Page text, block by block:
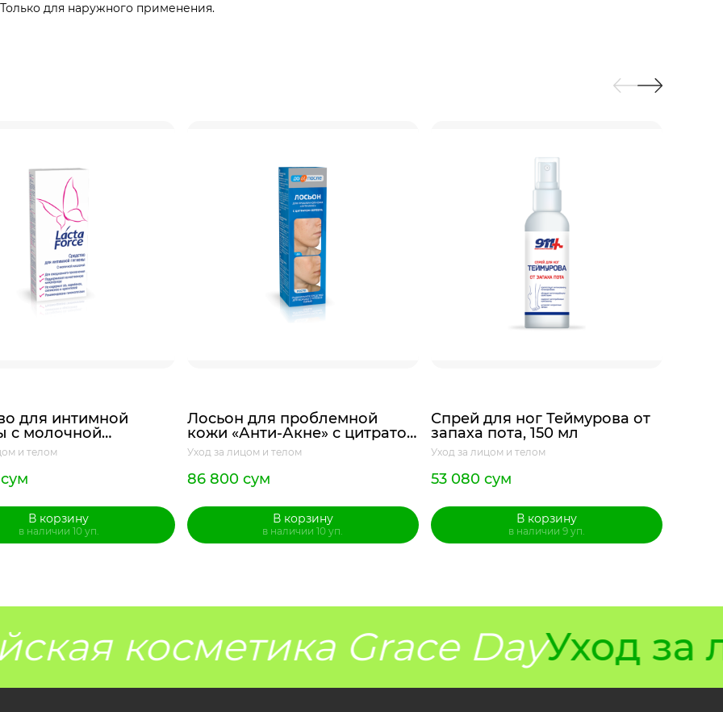
для наружного применения.
для интимной
с молочной
«911 Ваша служба
200 мл
и телом
В корзину
в наличии 10 уп.
Лосьон для проблемной
кожи «Анти-Акне» с цитратом
серебра, 200мл
Уход за лицом и телом
86 800 сум
В корзину
в наличии 10 уп.
Спрей для ног Теймурова от
запаха пота, 150 мл
Уход за лицом и телом
53 080 сум
В корзину
в наличии 9 уп.
косметика Grace DayУход за